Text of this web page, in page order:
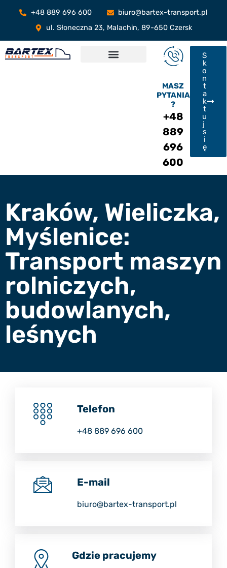
+48 889 696 600
biuro@bartex-transport.pl
ul. Słoneczna 23, Malachin, 89-650 Czersk
MASZ
PYTANIA
?
+48
889
696
600
S
k
o
n
t
a
k
t
u
j
s
i
ę
Kraków, Wieliczka,
Myślenice:
Transport maszyn
rolniczych,
budowlanych,
leśnych
Telefon
+48 889 696 600
E-mail
biuro@bartex-transport.pl
Gdzie pracujemy